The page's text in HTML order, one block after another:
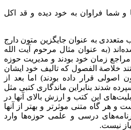
و شما فراوان به خود دیده و قد اکل
متعددی به عنوان جایگزین متون دارج
(به عنوان مثال مرحوم آیت الله
زمان خود بودند و مدیریت حوزه
خلاصة الفصول که تالیف خود ایشان
اصولی قرار داده بودند) اما بعد از
شدند بنابراین ماندگاری کتبی مثل
این کتب و ارزش بالای آنها در
و هر گاه متنی موثر‌تر و بهتر از آنها
درسی و علمی حوزه‌ها وارد
نیست.